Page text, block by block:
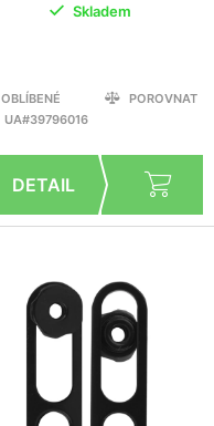
Skladem
OBLÍBENÉ
POROVNAT
UA#39796016